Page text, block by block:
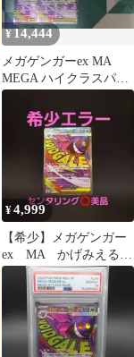
¥14,444
メガゲンガーex MA
MEGA ハイクラスパッ
ク MEGAドリームex キ
¥4,999
【希少】メガゲンガー
ex MA かげみえる
【ネームエラー】セン
タリング⭕ 極美品